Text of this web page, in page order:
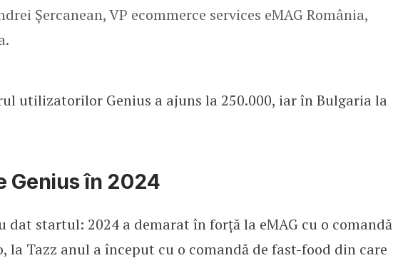
Șercanean, VP ecommerce services eMAG România,
utilizatorilor Genius a ajuns la 250.000, iar în Bulgaria la
Genius în 2024
startul: 2024 a demarat în forță la eMAG cu o comandă
la Tazz anul a început cu o comandă de fast-food din care